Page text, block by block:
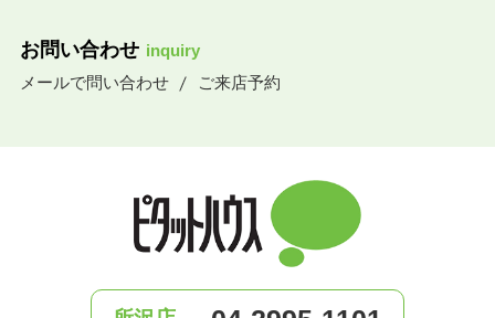
お問い合わせ inquiry
メールで問い合わせ
ご来店予約